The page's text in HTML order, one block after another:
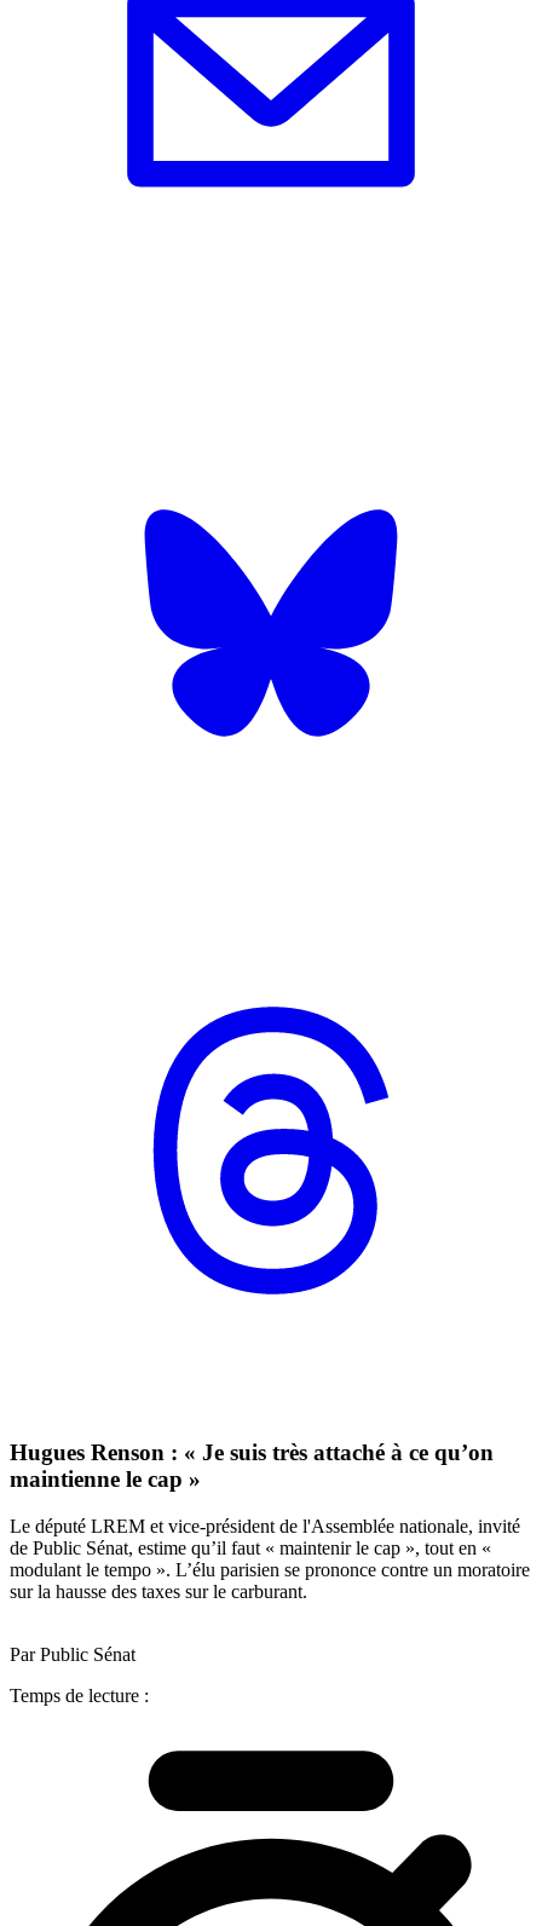
Hugues Renson : « Je suis très attaché à ce qu’on
maintienne le cap »
Le député LREM et vice-président de l'Assemblée nationale, invité
de Public Sénat, estime qu’il faut « maintenir le cap », tout en «
modulant le tempo ». L’élu parisien se prononce contre un moratoire
sur la hausse des taxes sur le carburant.
Par Public Sénat
Temps de lecture :